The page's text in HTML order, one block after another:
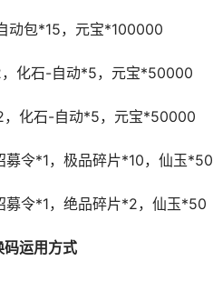
包*15，元宝*100000
化石-自动*5，元宝*50000
化石-自动*5，元宝*50000
令*1，极品碎片*10，仙玉*50
令*1，绝品碎片*2，仙玉*50
码运用方式